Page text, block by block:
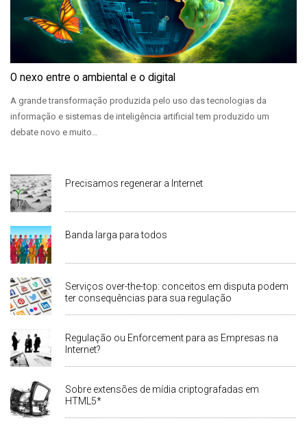
O nexo entre o ambiental e o digital
A grande transformação produzida pelo uso das tecnologias da
informação e sistemas de inteligência artificial tem produzido um
debate novo e muito…
Precisamos regenerar a Internet
Banda larga para todos
Serviços over-the-top: conceitos em disputa podem
ter consequências para sua regulação
Regulação ou Enforcement para as Empresas na
Internet?
Sobre extensões de mídia criptografadas em
HTML5*